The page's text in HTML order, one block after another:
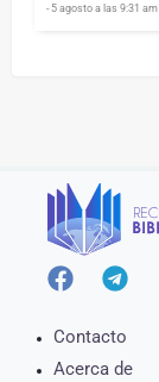
- 5 agosto a las 9:31 am
Contacto
Acerca de